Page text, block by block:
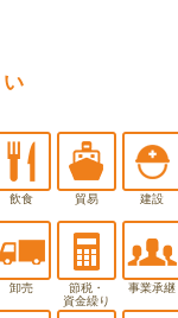
飲食 貿易 建設
卸売
節税・
資金繰り
事業承継